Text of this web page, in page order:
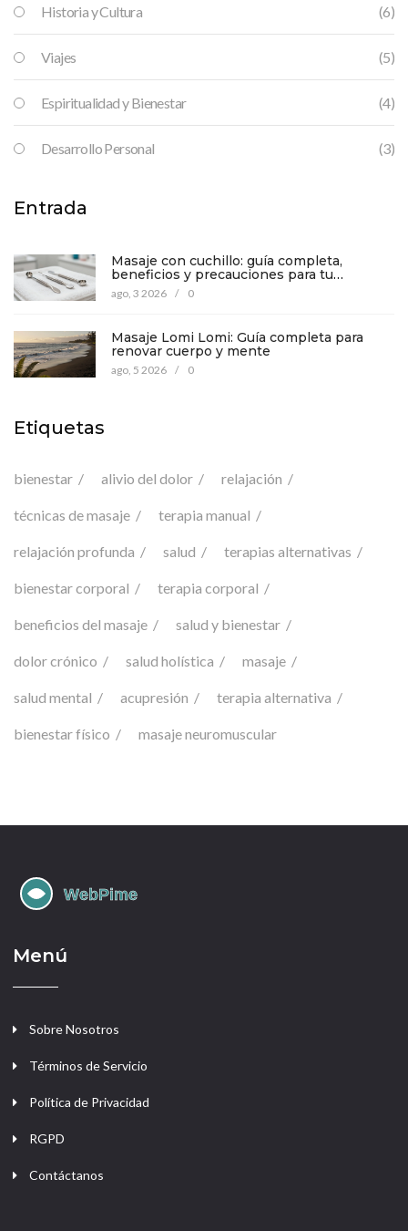
Historia y Cultura (6)
Viajes (5)
Espiritualidad y Bienestar (4)
Desarrollo Personal (3)
Entrada
Masaje con cuchillo: guía completa,
beneficios y precauciones para tu
bienestar
ago, 3 2026 / 0
Masaje Lomi Lomi: Guía completa para
renovar cuerpo y mente
ago, 5 2026 / 0
Etiquetas
bienestar alivio del dolor relajación
técnicas de masaje terapia manual
relajación profunda salud terapias alternativas
bienestar corporal terapia corporal
beneficios del masaje salud y bienestar
dolor crónico salud holística masaje
salud mental acupresión terapia alternativa
bienestar físico masaje neuromuscular
Menú
Sobre Nosotros
Términos de Servicio
Política de Privacidad
RGPD
Contáctanos